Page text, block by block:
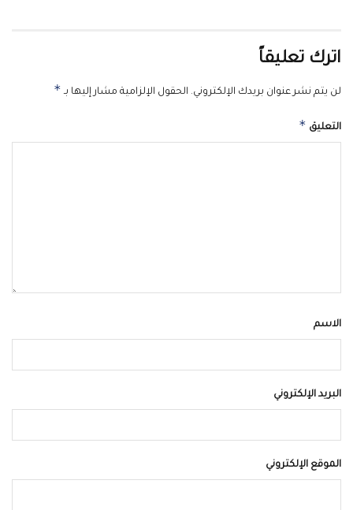
اترك تعليقاً
لن يتم نشر عنوان بريدك الإلكتروني. الحقول الإلزامية مشار إليها بـ *
التعليق *
الاسم
البريد الإلكتروني
الموقع الإلكتروني